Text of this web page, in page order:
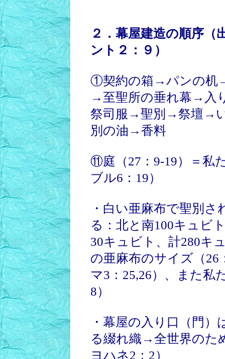
２．幕屋建造の順序（
ント２：９）
①契約の箱→パンの机
→至聖所の垂れ幕→
祭司服→聖別→祭壇→
別の油→香料
⑪庭（27：9-19）＝私
ブル6：19）
・白い亜麻布で聖別
る：北と南100キュビ
30キュビト、計280キ
の亜麻布のサイズ（
マ3：25,26）、また私
8）
・幕屋の入り口（門
る綴れ織→全世界のた
ヨハネ2：2）